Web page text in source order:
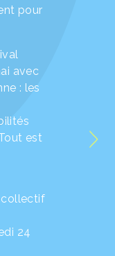
pour
avec
: les
est
collectif
24